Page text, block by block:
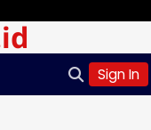
Sign In